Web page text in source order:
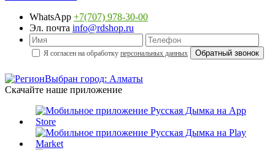
WhatsApp +7(707) 978-30-00
Эл. почта info@rdshop.ru
Я согласен на обработку персональных данных
Выбран город: Алматы
Скачайте наше приложение